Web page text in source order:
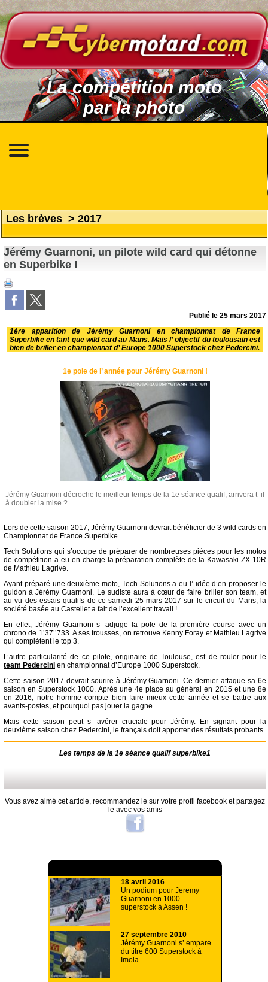
La compétition moto
par la photo
Les brèves > 2017
Jérémy Guarnoni, un pilote wild card qui détonne
en Superbike !
Publié le25 mars 2017
1ère apparition de Jérémy Guarnoni en championnat de France
Superbike en tant que wild card au Mans. Mais l’ objectif du toulousain est
bien de briller en championnat d’ Europe 1000 Superstock chez Pedercini.
1e pole de l’ année pour Jérémy Guarnoni !
Jérémy Guarnoni décroche le meilleur temps de la 1e séance qualif, arrivera t’ il
à doubler la mise ?
Lors de cette saison 2017, Jérémy Guarnoni devrait bénéficier de 3 wild cards en
Championnat de France Superbike.
Tech Solutions qui s’occupe de préparer de nombreuses pièces pour les motos
de compétition a eu en charge la préparation complète de la Kawasaki ZX-10R
de Mathieu Lagrive.
Ayant préparé une deuxième moto, Tech Solutions a eu l’ idée d’en proposer le
guidon à Jérémy Guarnoni. Le sudiste aura à cœur de faire briller son team, et
au vu des essais qualifs de ce samedi 25 mars 2017 sur le circuit du Mans, la
société basée au Castellet a fait de l’excellent travail !
En effet, Jérémy Guarnoni s’ adjuge la pole de la première course avec un
chrono de 1’37’’733. A ses trousses, on retrouve Kenny Foray et Mathieu Lagrive
qui complètent le top 3.
L’autre particularité de ce pilote, originaire de Toulouse, est de rouler pour le
team Pedercini en championnat d’Europe 1000 Superstock.
Cette saison 2017 devrait sourire à Jérémy Guarnoni. Ce dernier attaque sa 6e
saison en Superstock 1000. Après une 4e place au général en 2015 et une 8e
en 2016, notre homme compte bien faire mieux cette année et se battre aux
avants-postes, et pourquoi pas jouer la gagne.
Mais cette saison peut s’ avérer cruciale pour Jérémy. En signant pour la
deuxième saison chez Pedercini, le français doit apporter des résultats probants.
Les temps de la 1e séance qualif superbike1
Vous avez aimé cet article, recommandez le sur votre profil facebook et partagez
le avec vos amis
18 avril 2016
Un podium pour Jeremy
Guarnoni en 1000
superstock à Assen !
27 septembre 2010
Jérémy Guarnoni s’ empare
du titre 600 Superstock à
Imola.